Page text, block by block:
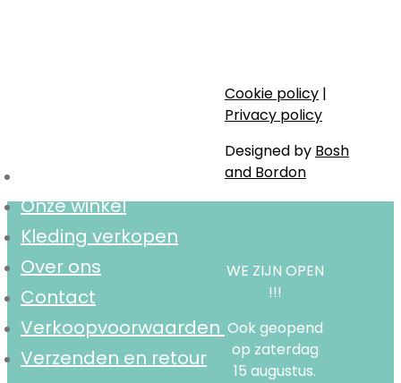
Onze winkel
Kleding verkopen
Over ons
Contact
Verkoopvoorwaarden
Verzenden en retour
Cookie policy |
Privacy policy
Designed by Bosh
and Bordon
WE ZIJN OPEN
!!!
Ook geopend
op zaterdag
15 augustus.